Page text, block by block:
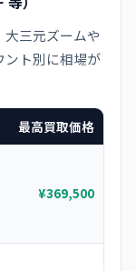
三元ズームや
ント別に相場が
最高買取価格
¥369,500